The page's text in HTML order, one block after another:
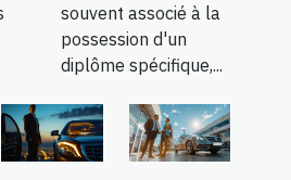
souvent associé à la
possession d'un
diplôme spécifique,...